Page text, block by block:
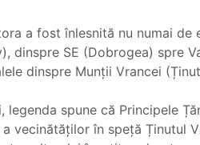
a fost înlesnită nu numai
dinspre SE (Dobrogea) spre
dinspre Munții Vrancei
legenda spune că Principele
vecinătăților în speță Ținutul